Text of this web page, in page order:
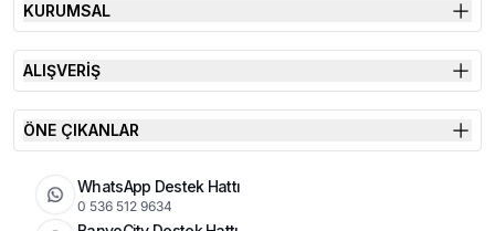
KURUMSAL
ALIŞVERİŞ
ÖNE ÇIKANLAR
WhatsApp Destek Hattı
0 536 512 9634